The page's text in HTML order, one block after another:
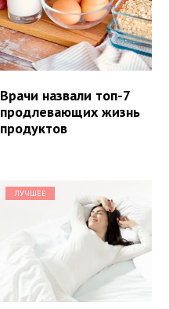
Врачи назвали топ-7
продлевающих жизнь
продуктов
ЛУЧШЕЕ